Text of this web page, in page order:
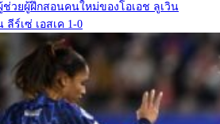
ช่วยผู้ฝึกสอนคนใหม่ของโอเอช ลูเวิน
ลีร์เซ่ เอสเค 1-0